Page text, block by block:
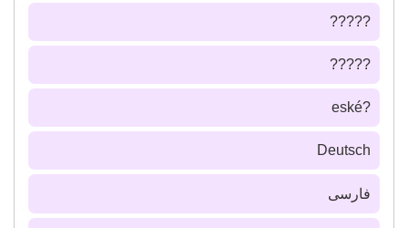
?????
?????
?eské
Deutsch
فارسى